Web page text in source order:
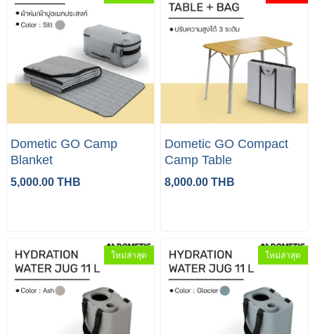
Dometic GO Camp
Blanket
5,000.00 THB
Dometic GO Compact
Camp Table
8,000.00 THB
ใหม่ล่าสุด ใหม่ล่าสุด